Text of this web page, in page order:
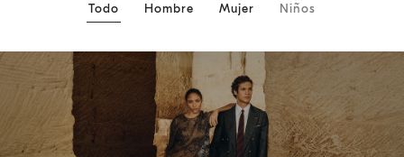
Todo Hombre Mujer Niños